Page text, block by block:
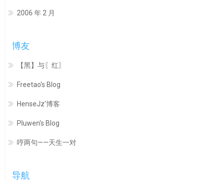
2006 年 2 月
博友
【黑】与〖红〗
Freetao's Blog
HenseJz'博客
Pluwen's Blog
哼两句——天生一对
导航